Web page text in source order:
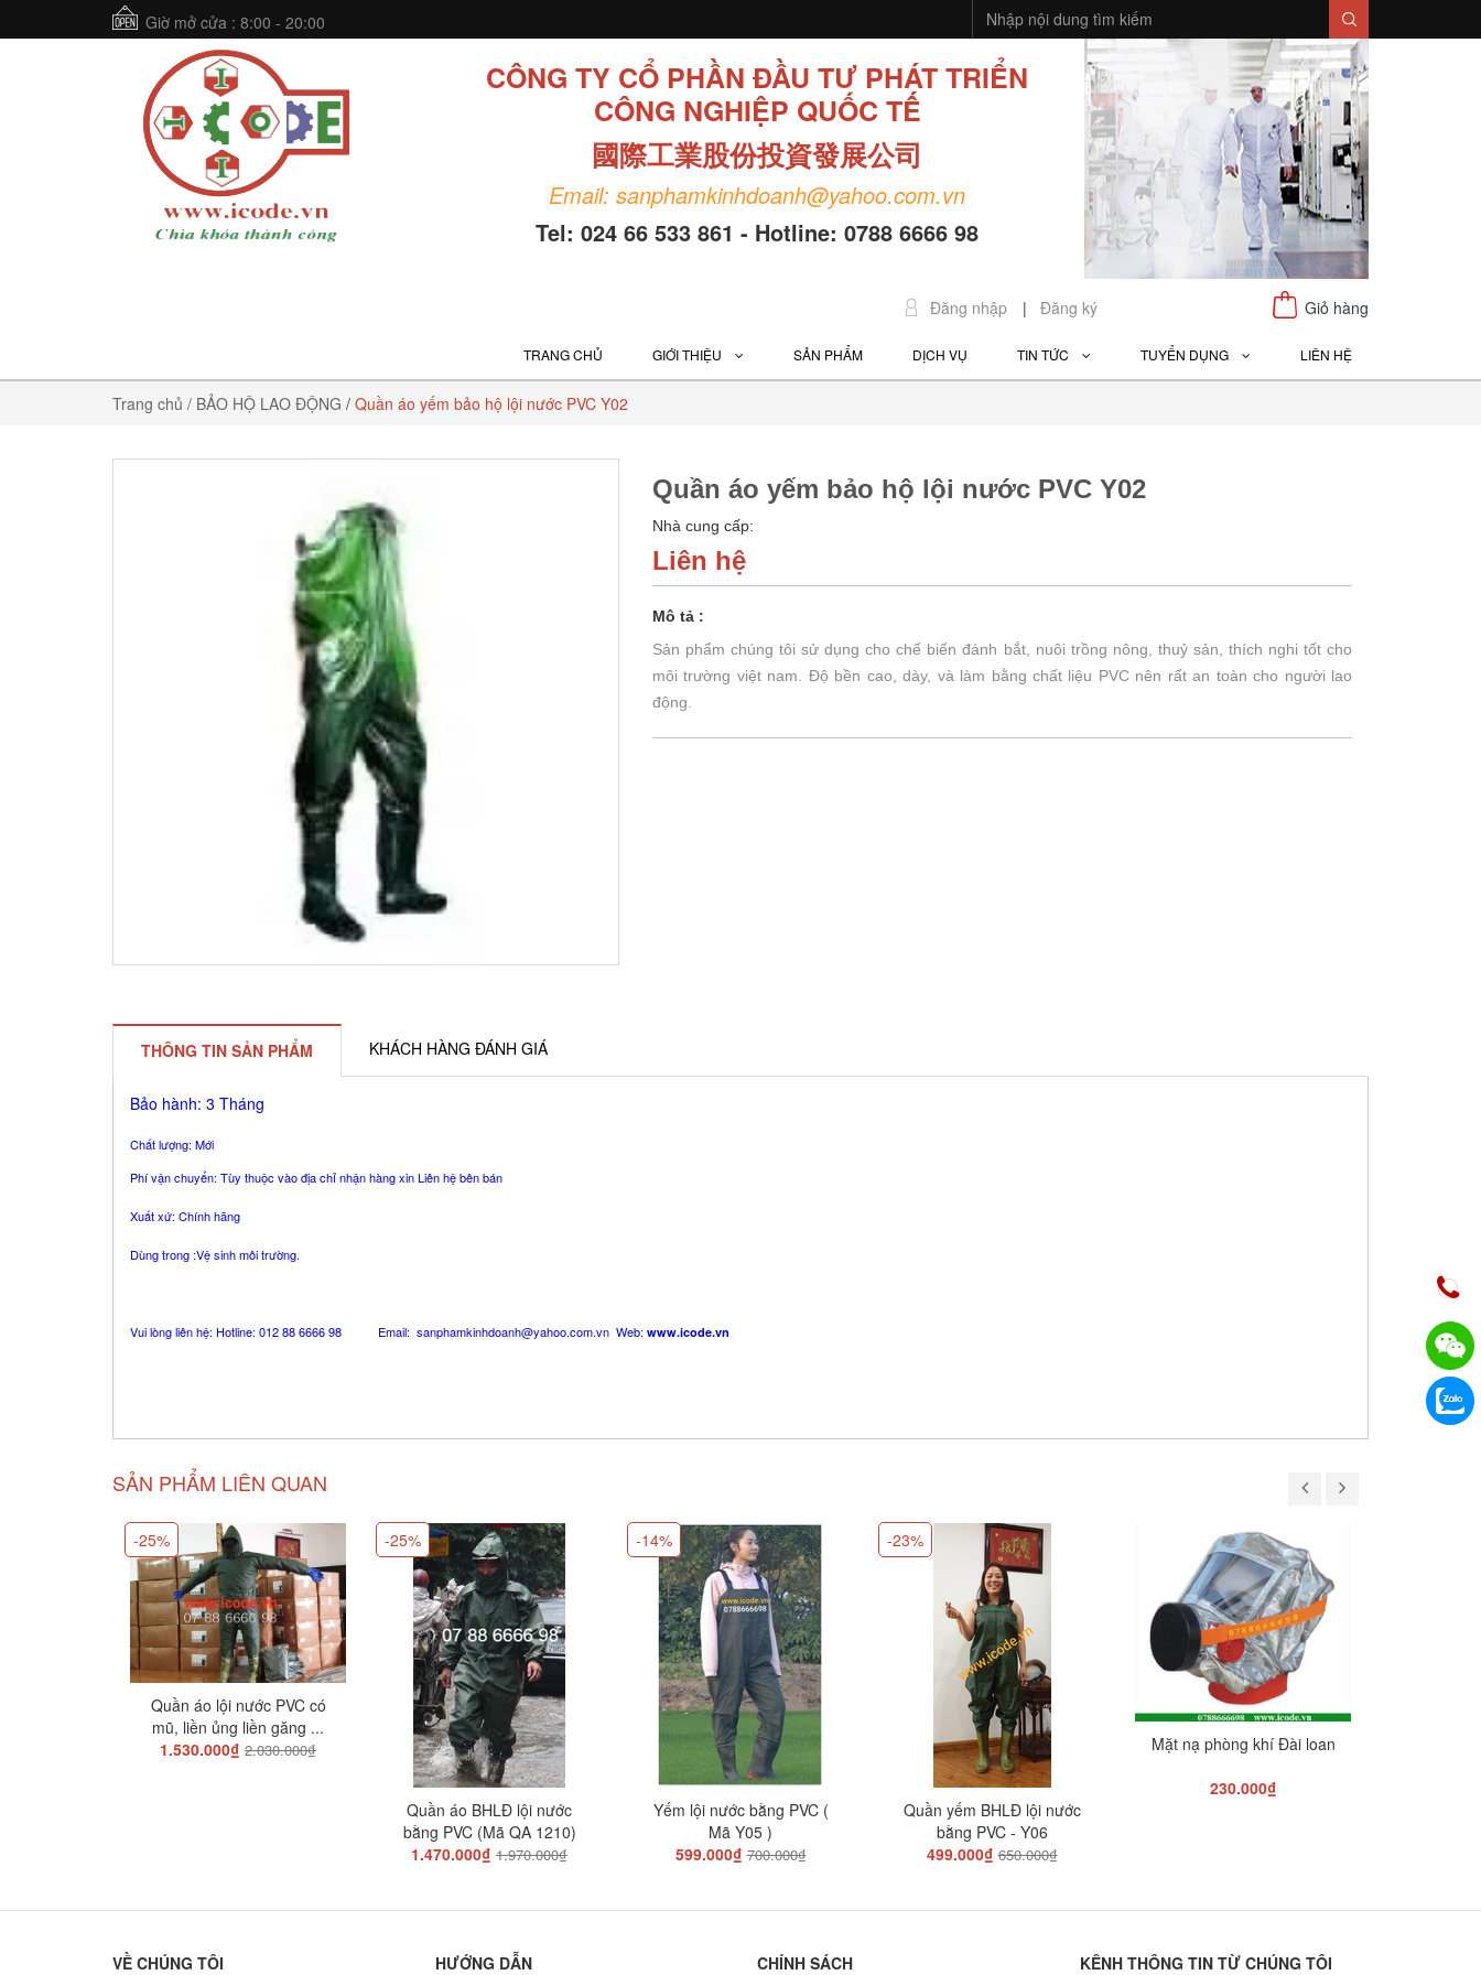
Giờ mở cửa : 8:00 - 20:00
CÔNG TY CỔ PHẦN ĐẦU TƯ PHÁT TRIỂN
CÔNG NGHIỆP QUỐC TẾ
國際工業股份投資發展公司
Email: sanphamkinhdoanh@yahoo.com.vn
Tel: 024 66 533 861 - Hotline: 0788 6666 98
Đăng nhập | Đăng ký Giỏ hàng
TRANG CHỦ GIỚI THIỆU SẢN PHẨM DỊCH VỤ TIN TỨC TUYỂN DỤNG LIÊN HỆ
Trang chủ / BẢO HỘ LAO ĐỘNG / Quần áo yếm bảo hộ lội nước PVC Y02
Quần áo yếm bảo hộ lội nước PVC Y02
Nhà cung cấp:
Liên hệ
Mô tả :
Sản phẩm chúng tôi sử dụng cho chế biến đánh bắt, nuôi trồng nông, thuỷ sản, thích nghi tốt cho
môi trường việt nam. Độ bền cao, dày, và làm bằng chất liệu PVC nên rất an toàn cho người lao
động.
THÔNG TIN SẢN PHẨM KHÁCH HÀNG ĐÁNH GIÁ
Bảo hành: 3 Tháng
Chất lượng: Mới
Phí vận chuyển: Tùy thuộc vào địa chỉ nhận hàng xin Liên hệ bên bán
Xuất xứ: Chính hãng
Dùng trong :Vệ sinh môi trường.
Vui lòng liên hệ: Hotline: 012 88 6666 98 Email: sanphamkinhdoanh@yahoo.com.vn Web: www.icode.vn
SẢN PHẨM LIÊN QUAN
Quần áo lội nước PVC có
mũ, liền ủng liền găng ...
1.530.000₫ 2.030.000₫
-25%
Quần áo BHLĐ lội nước
bằng PVC (Mã QA 1210)
1.470.000₫ 1.970.000₫
-25%
Yếm lội nước bằng PVC (
Mã Y05 )
599.000₫ 700.000₫
-14%
Quần yếm BHLĐ lội nước
bằng PVC - Y06
499.000₫ 650.000₫
-23%
Mặt nạ phòng khí Đài loan
230.000₫
VỀ CHÚNG TÔI HƯỚNG DẪN CHÍNH SÁCH KÊNH THÔNG TIN TỪ CHÚNG TÔI